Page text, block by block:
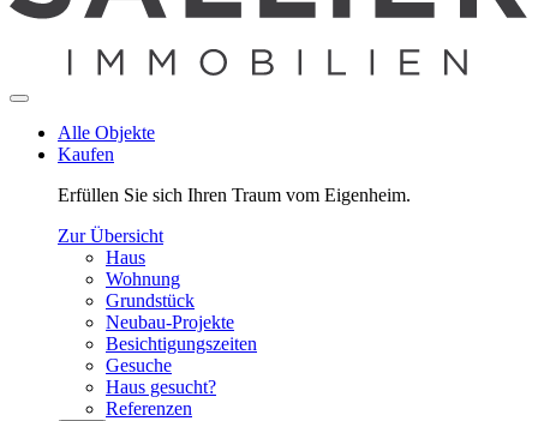
Alle Objekte
Kaufen
Erfüllen Sie sich Ihren Traum vom Eigenheim.
Zur Übersicht
Haus
Wohnung
Grundstück
Neubau-Projekte
Besichtigungszeiten
Gesuche
Haus gesucht?
Referenzen